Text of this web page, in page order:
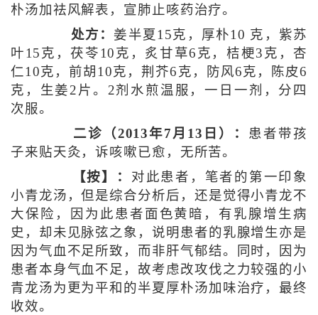
朴汤加祛风解表，宣肺止咳药治疗。
处方：姜半夏15克，厚朴10 克，紫苏
叶15克，茯苓10克，炙甘草6克，桔梗3克，杏
仁10克，前胡10克，荆芥6克，防风6克，陈皮6
克，生姜2片。2剂水煎温服，一日一剂，分四
次服。
二诊（2013年7月13日）： 患者带孩
子来贴天灸，诉咳嗽已愈，无所苦。
【按】： 对此患者，笔者的第一印象
小青龙汤，但是综合分析后，还是觉得小青龙不
大保险，因为此患者面色黄暗，有乳腺增生病
史，却未见脉弦之象，说明患者的乳腺增生亦是
因为气血不足所致，而非肝气郁结。同时，因为
患者本身气血不足，故考虑改攻伐之力较强的小
青龙汤为更为平和的半夏厚朴汤加味治疗，最终
收效。